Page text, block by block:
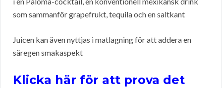
som sammanför grapefrukt, tequila och en saltkant
Juicen kan även nyttjas i matlagning för att addera en
säregen smakaspekt
Klicka här för att prova det